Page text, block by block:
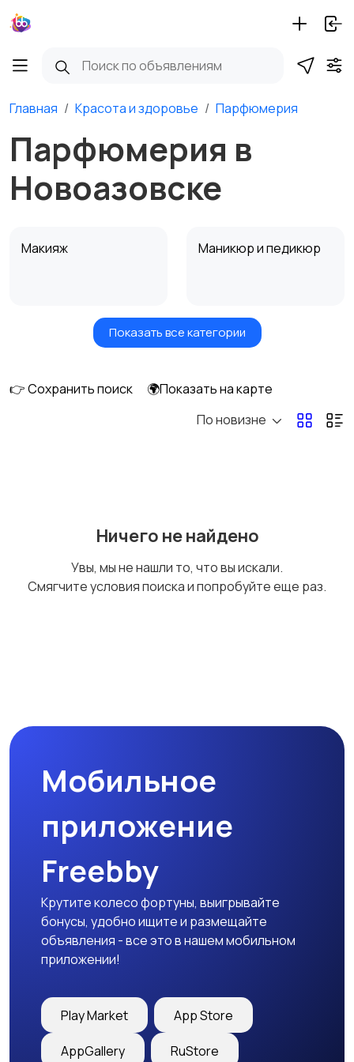
Главная Красота и здоровье Парфюмерия
Парфюмерия в
Новоазовске
Макияж Маникюр и педикюр
Товары для здоровья Парфюмерия
Уход за кожей
Показать все категории
👉 Сохранить поиск
🌍Показать на карте
По новизне
Ничего не найдено
Увы, мы не нашли то, что вы искали.
Смягчите условия поиска и попробуйте еще раз.
Мобильное
приложение
Freebby
Крутите колесо фортуны, выигрывайте
бонусы, удобно ищите и размещайте
объявления - все это в нашем мобильном
приложении!
Play Market App Store
AppGallery RuStore